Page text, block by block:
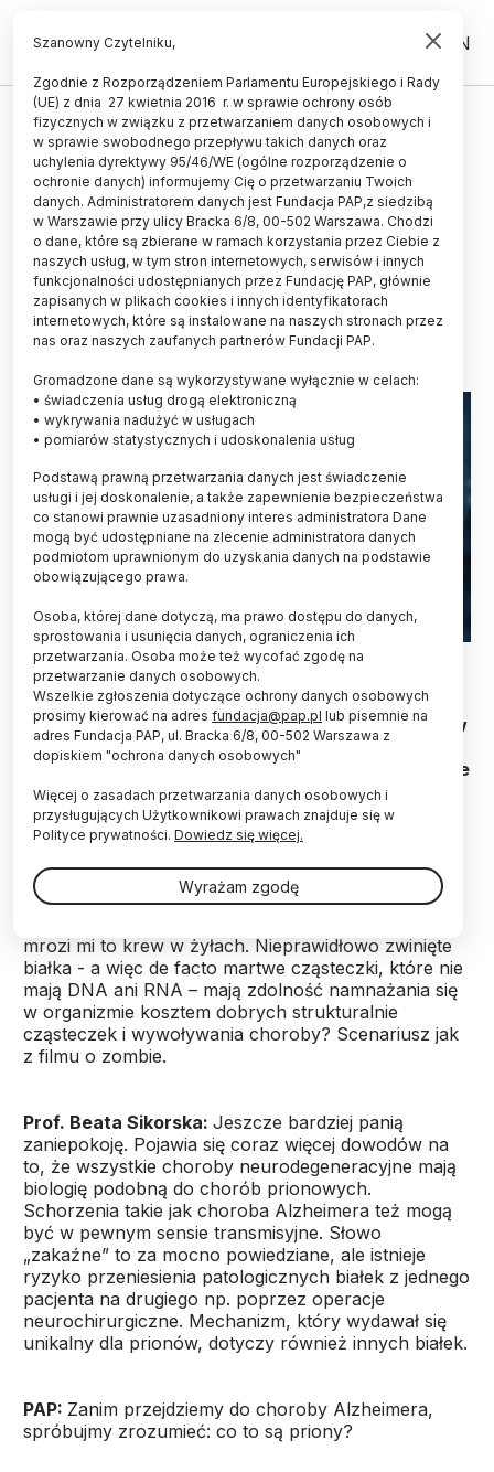
PL EN
ZDROWIE
Prof. Sikorska: mechanizmy
choroby Alzheimera czy
Parkinsona podobne do chorób
prionowych
LUDWIKA TOMALA
18.06.2026
aktualizacja: 01.07.2026
6 minut czytania
Fot. Adobe Stock
Powszechne choroby neurodegeneracyjne, np.
Alzheimera czy Parkinsona, choć nie są zakaźne w
klasycznym rozumieniu tego słowa, to wykazują
biologię podobną do chorób prionowych. Wskazuje
na to coraz więcej dowodów naukowych -
powiedziała PAP badająca choroby prionowe prof.
Beata Sikorska z Uniwersytetu Medycznego w
mrozi mi to krew w żyłach. Nieprawidłowo zwinięte
białka - a więc de facto martwe cząsteczki, które nie
mają DNA ani RNA – mają zdolność namnażania się
w organizmie kosztem dobrych strukturalnie
cząsteczek i wywoływania choroby? Scenariusz jak
z filmu o zombie.
Prof. Beata Sikorska: Jeszcze bardziej panią
zaniepokoję. Pojawia się coraz więcej dowodów na
to, że wszystkie choroby neurodegeneracyjne mają
biologię podobną do chorób prionowych.
Schorzenia takie jak choroba Alzheimera też mogą
być w pewnym sensie transmisyjne. Słowo
„zakaźne” to za mocno powiedziane, ale istnieje
ryzyko przeniesienia patologicznych białek z jednego
pacjenta na drugiego np. poprzez operacje
neurochirurgiczne. Mechanizm, który wydawał się
unikalny dla prionów, dotyczy również innych białek.
PAP: Zanim przejdziemy do choroby Alzheimera,
spróbujmy zrozumieć: co to są priony?
Szanowny Czytelniku,
Zgodnie z Rozporządzeniem Parlamentu Europejskiego i Rady
(UE) z dnia 27 kwietnia 2016 r. w sprawie ochrony osób
fizycznych w związku z przetwarzaniem danych osobowych i
w sprawie swobodnego przepływu takich danych oraz
uchylenia dyrektywy 95/46/WE (ogólne rozporządzenie o
ochronie danych) informujemy Cię o przetwarzaniu Twoich
danych. Administratorem danych jest Fundacja PAP,z siedzibą
w Warszawie przy ulicy Bracka 6/8, 00-502 Warszawa. Chodzi
o dane, które są zbierane w ramach korzystania przez Ciebie z
naszych usług, w tym stron internetowych, serwisów i innych
funkcjonalności udostępnianych przez Fundację PAP, głównie
zapisanych w plikach cookies i innych identyfikatorach
internetowych, które są instalowane na naszych stronach przez
nas oraz naszych zaufanych partnerów Fundacji PAP.
Gromadzone dane są wykorzystywane wyłącznie w celach:
• świadczenia usług drogą elektroniczną
• wykrywania nadużyć w usługach
• pomiarów statystycznych i udoskonalenia usług
Podstawą prawną przetwarzania danych jest świadczenie
usługi i jej doskonalenie, a także zapewnienie bezpieczeństwa
co stanowi prawnie uzasadniony interes administratora Dane
mogą być udostępniane na zlecenie administratora danych
podmiotom uprawnionym do uzyskania danych na podstawie
obowiązującego prawa.
Osoba, której dane dotyczą, ma prawo dostępu do danych,
sprostowania i usunięcia danych, ograniczenia ich
przetwarzania. Osoba może też wycofać zgodę na
przetwarzanie danych osobowych.
Wszelkie zgłoszenia dotyczące ochrony danych osobowych
prosimy kierować na adres fundacja@pap.pl lub pisemnie na
adres Fundacja PAP, ul. Bracka 6/8, 00-502 Warszawa z
dopiskiem "ochrona danych osobowych"
Więcej o zasadach przetwarzania danych osobowych i
przysługujących Użytkownikowi prawach znajduje się w
Polityce prywatności. Dowiedz się więcej.
Wyrażam zgodę